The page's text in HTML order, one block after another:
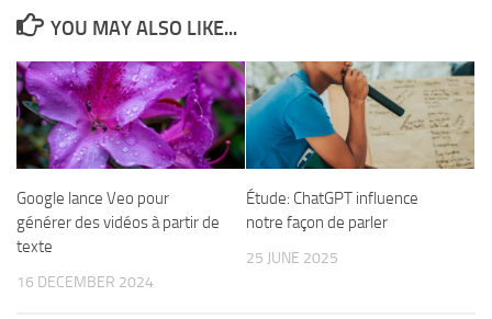
YOU MAY ALSO LIKE...
Google lance Veo pour
générer des vidéos à partir de
texte
16 DECEMBER 2024
Étude: ChatGPT influence
notre façon de parler
25 JUNE 2025